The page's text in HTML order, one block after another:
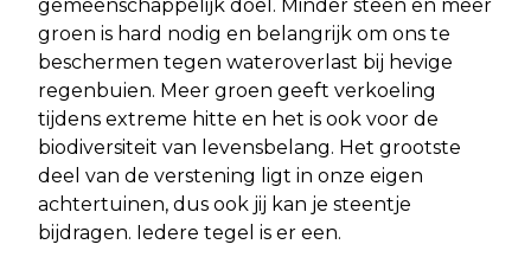
gemeenschappelijk doel. Minder steen en meer
groen is hard nodig en belangrijk om ons te
beschermen tegen wateroverlast bij hevige
regenbuien. Meer groen geeft verkoeling
tijdens extreme hitte en het is ook voor de
biodiversiteit van levensbelang. Het grootste
deel van de verstening ligt in onze eigen
achtertuinen, dus ook jij kan je steentje
bijdragen. Iedere tegel is er een.